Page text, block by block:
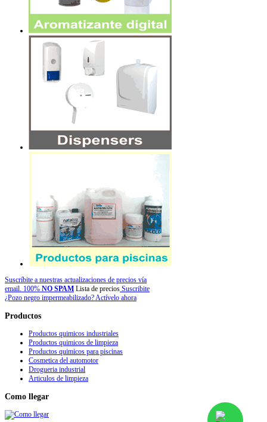
Suscríbite a nuestras actualizaciones de precios vía
email. 100% NO SPAM Lista de precios Suscribite
¿Pozo negro impermeabilizado? Actívelo ahora
Productos
Productos quimicos industriales
Productos quimicos de limpieza
Productos quimicos para piscinas
Cosmetica del automotor
Drogueria industrial
Articulos de limpieza
Como llegar